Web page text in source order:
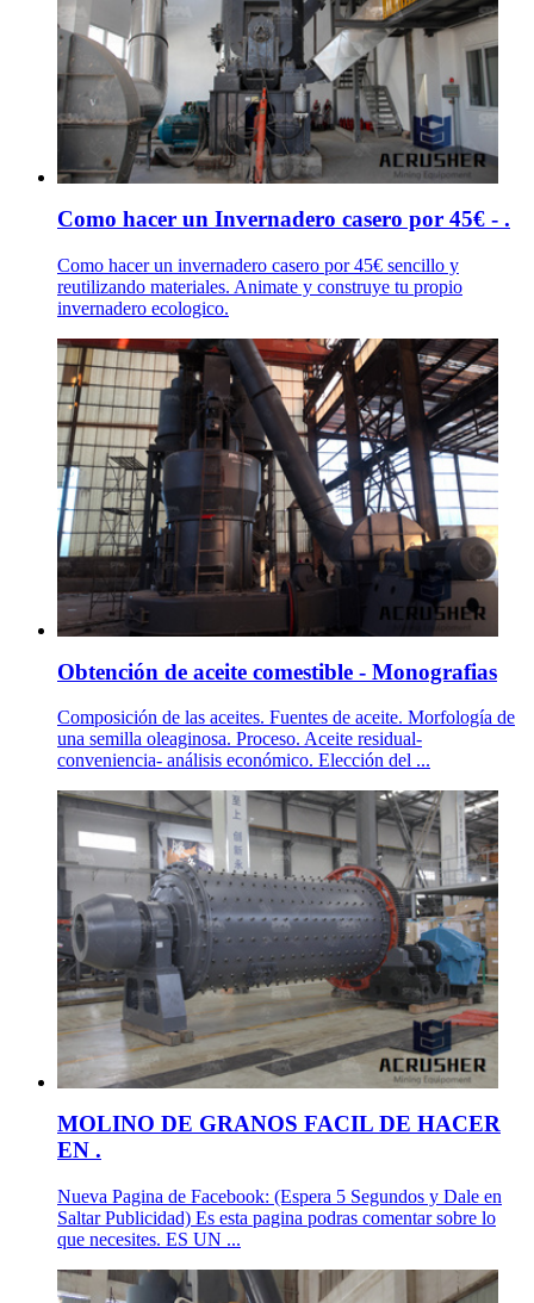
Como hacer un Invernadero casero por 45€ - .
Como hacer un invernadero casero por 45€ sencillo y
reutilizando materiales. Animate y construye tu propio
invernadero ecologico.
Obtención de aceite comestible - Monografias
Composición de las aceites. Fuentes de aceite. Morfología de
una semilla oleaginosa. Proceso. Aceite residual-
conveniencia- análisis económico. Elección del ...
MOLINO DE GRANOS FACIL DE HACER
EN .
Nueva Pagina de Facebook: (Espera 5 Segundos y Dale en
Saltar Publicidad) Es esta pagina podras comentar sobre lo
que necesites. ES UN ...